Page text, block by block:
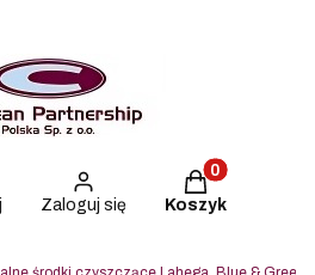
wyszukiwarkę
Zaloguj się
Produkty w
Koszyk